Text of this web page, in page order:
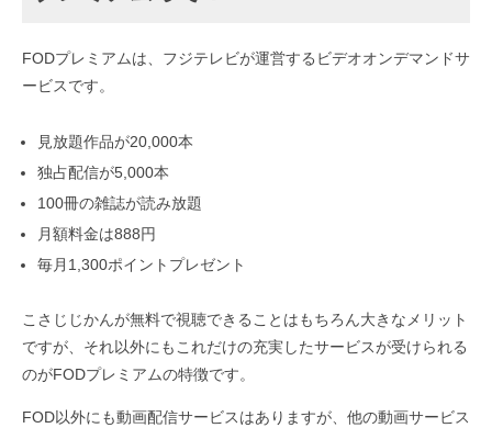
FODプレミアムは、フジテレビが運営するビデオオンデマンドサ
ービスです。
見放題作品が20,000本
独占配信が5,000本
100冊の雑誌が読み放題
月額料金は888円
毎月1,300ポイントプレゼント
こさじじかんが無料で視聴できることはもちろん大きなメリット
ですが、それ以外にもこれだけの充実したサービスが受けられる
のがFODプレミアムの特徴です。
FOD以外にも動画配信サービスはありますが、他の動画サービス